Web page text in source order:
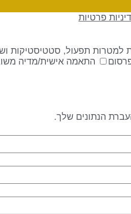
פרטיות
למטרות תפעול, סטטיסטיקות
התאמה אישית/מדיה
הנתונים שלך.